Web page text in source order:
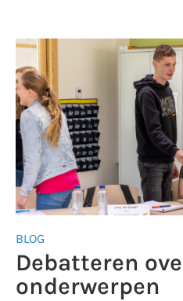
BLOG
Debatteren
onderwerpen